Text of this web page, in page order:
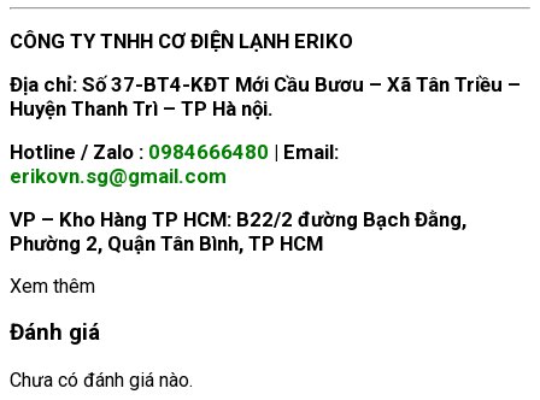
CÔNG TY TNHH CƠ ĐIỆN LẠNH ERIKO
Địa chỉ: Số 37-BT4-KĐT Mới Cầu Bươu – Xã Tân Triều –
Huyện Thanh Trì – TP Hà nội.
Hotline / Zalo : 0984666480 | Email:
erikovn.sg@gmail.com
VP – Kho Hàng TP HCM: B22/2 đường Bạch Đằng,
Phường 2, Quận Tân Bình, TP HCM
Xem thêm
Đánh giá
Chưa có đánh giá nào.